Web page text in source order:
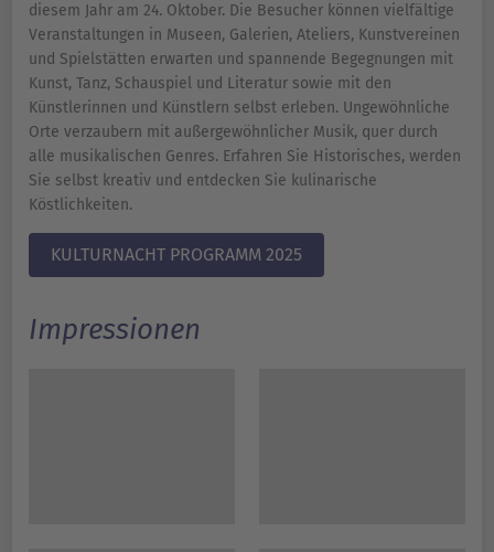
diesem Jahr am 24. Oktober. Die Besucher können vielfältige
Veranstaltungen in Museen, Galerien, Ateliers, Kunstvereinen
und Spielstätten erwarten und spannende Begegnungen mit
Kunst, Tanz, Schauspiel und Literatur sowie mit den
Künstlerinnen und Künstlern selbst erleben. Ungewöhnliche
Orte verzaubern mit außergewöhnlicher Musik, quer durch
alle musikalischen Genres. Erfahren Sie Historisches, werden
Sie selbst kreativ und entdecken Sie kulinarische
Köstlichkeiten.
KULTURNACHT PROGRAMM 2025
Impressionen